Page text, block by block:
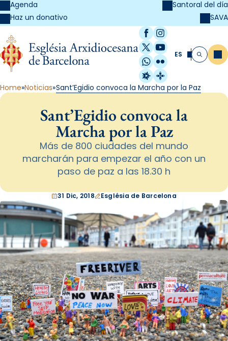
Agenda
Haz un donativo
Santoral del día
SAVA
Facebook
Instagram
X / Twitter
YouTube
WhatsApp
Flickr
Radio Estel
Catalunya
ES Buscar
Home Noticias Sant’Egidio convoca la Marcha por la Paz
Sant’Egidio convoca la
Marcha por la Paz
Más de 800 ciudades del mundo
marcharán para empezar el año con un
paso de paz a las 18.30 h
31 Dic, 2018 Església de Barcelona